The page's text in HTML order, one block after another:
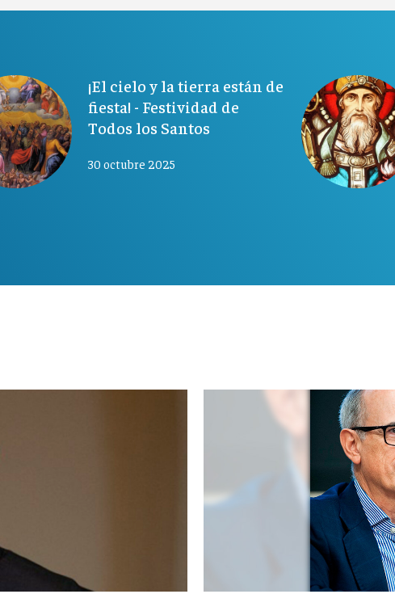
¡El cielo y la tierra están de
fiesta! - Festividad de
Todos los Santos
30 octubre 2025